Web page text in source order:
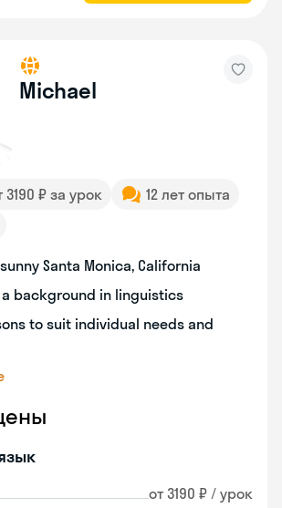
Michael
3190 ₽ за урок
12 лет опыта
Santa Monica, California
a background in linguistics
to suit individual needs and
от 3190 ₽ / урок